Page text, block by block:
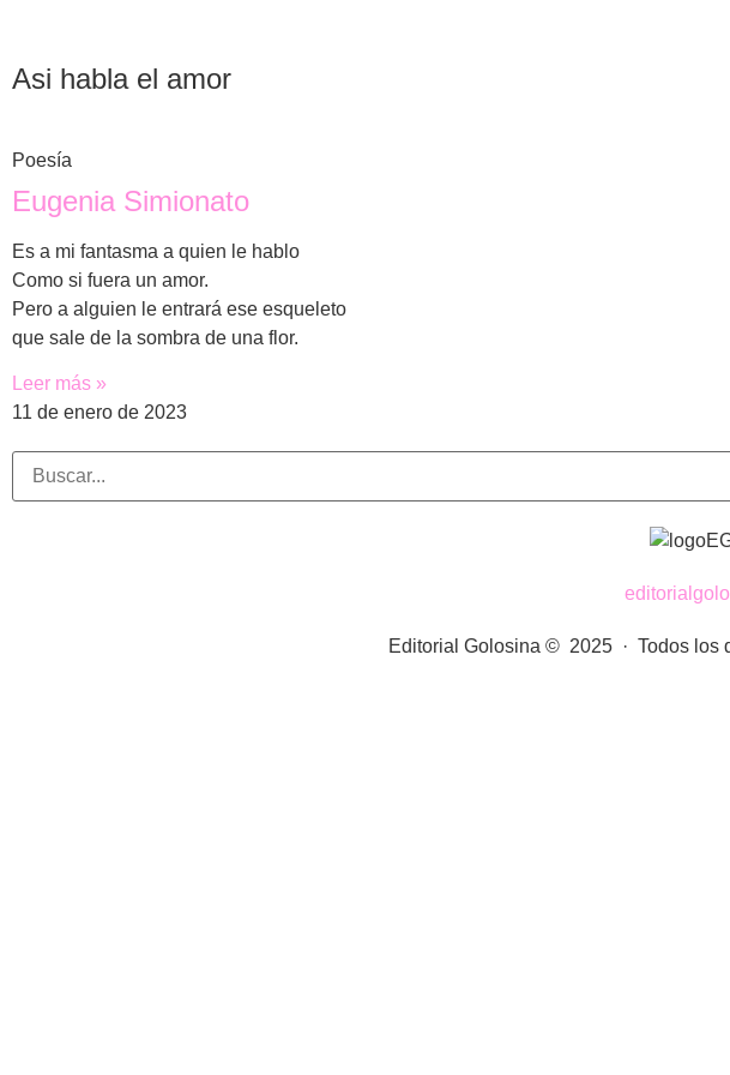
Asi habla el amor
Poesía
Eugenia Simionato
Es a mi fantasma a quien le hablo
Como si fuera un amor.
Pero a alguien le entrará ese esqueleto
que sale de la sombra de una flor.
Leer más »
11 de enero de 2023
Editorial Golosina © 2025 · Todos los